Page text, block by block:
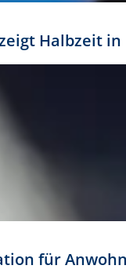
Halbzeit
für